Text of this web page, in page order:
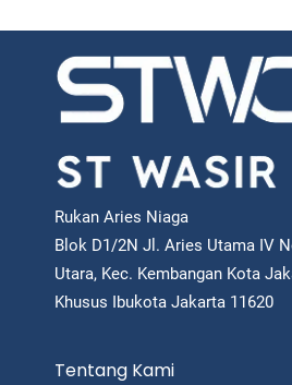
Rukan Aries Niaga
Blok D1/2N Jl. Aries Utama IV
Utara, Kec. Kembangan Kota
Khusus Ibukota Jakarta 11620
Tentang Kami